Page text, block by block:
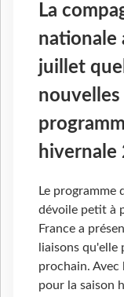
La
nationale
juillet
nouvelles
hivernale
Le programme
dévoile petit à
France a
liaisons qu'elle
prochain. Avec
pour la saison